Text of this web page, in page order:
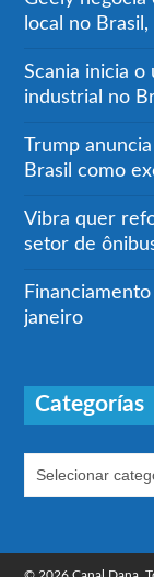
local no
Scania inicia
industrial no
Trump
Brasil como
Vibra quer
setor de
janeiro
Categorías
© 2026 Canal Dana.